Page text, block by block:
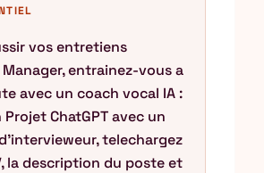
vos entretiens
entrainez-vous a
avec un coach vocal IA :
Projet ChatGPT avec un
telechargez
la description du poste et